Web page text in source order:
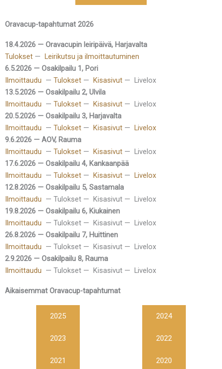
Oravacup-tapahtumat 2026
18.4.2026 — Oravacupin leiripäivä, Harjavalta
Tulokset — Leirikutsu ja ilmoittautuminen
6.5.2026 — Osakilpailu 1, Pori
Ilmoittaudu — Tulokset — Kisasivut — Livelox
13.5.2026 — Osakilpailu 2, Ulvila
Ilmoittaudu — Tulokset — Kisasivut — Livelox
20.5.2026 — Osakilpailu 3, Harjavalta
Ilmoittaudu — Tulokset — Kisasivut — Livelox
9.6.2026 — AOV, Rauma
Ilmoittaudu — Tulokset — Kisasivut — Livelox
17.6.2026 — Osakilpailu 4, Kankaanpää
Ilmoittaudu — Tulokset — Kisasivut — Livelox
12.8.2026 — Osakilpailu 5, Sastamala
Ilmoittaudu — Tulokset — Kisasivut — Livelox
19.8.2026 — Osakilpailu 6, Kiukainen
Ilmoittaudu — Tulokset — Kisasivut — Livelox
26.8.2026 — Osakilpailu 7, Huittinen
Ilmoittaudu — Tulokset — Kisasivut — Livelox
2.9.2026 — Osakilpailu 8, Rauma
Ilmoittaudu — Tulokset — Kisasivut — Livelox
Aikaisemmat Oravacup-tapahtumat
2025 2024
2023 2022
2021 2020